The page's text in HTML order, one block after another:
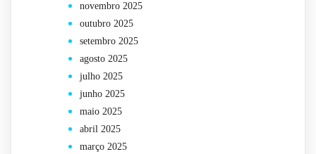
novembro 2025
outubro 2025
setembro 2025
agosto 2025
julho 2025
junho 2025
maio 2025
abril 2025
março 2025